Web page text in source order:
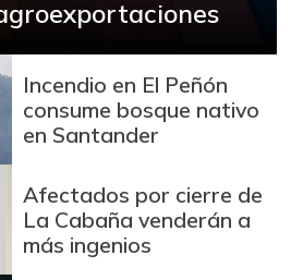
+0,82%
$ 3.440,00
+2,38%
$ 8.955,00
$ 20.231,00
-
Incendio en El Peñón
consume bosque nativo
en Santander
Afectados por cierre de
La Cabaña venderán a
más ingenios